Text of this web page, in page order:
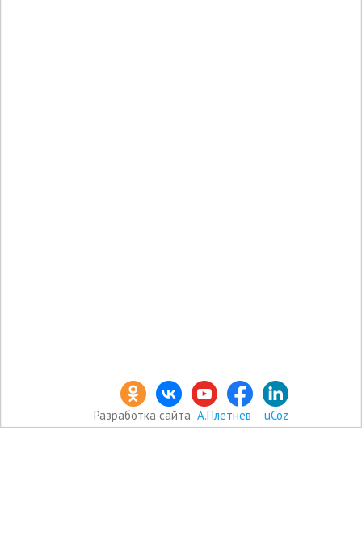
Разработка сайта А.Плетнёв uCoz